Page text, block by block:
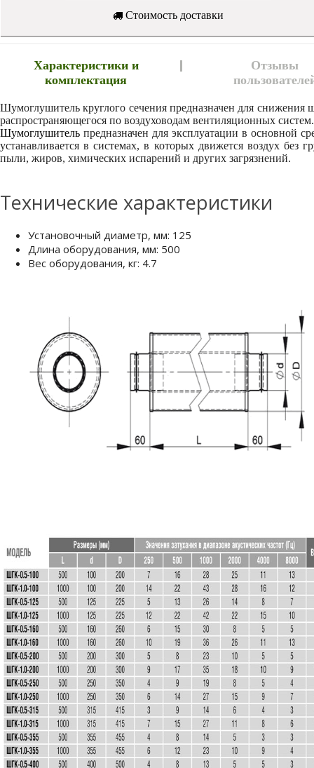
Стоимость доставки
Характеристики и
комплектация
Отзывы
Шумоглушитель круглого сечения предназначен для снижения
распространяющегося по воздуховодам вентиляционных систем.
Шумоглушитель предназначен для эксплуатации в основной
устанавливается в системах, в которых движется воздух без
пыли, жиров, химических испарений и других загрязнений.
Технические характеристики
Установочный диаметр, мм: 125
Длина оборудования, мм: 500
Вес оборудования, кг: 4.7